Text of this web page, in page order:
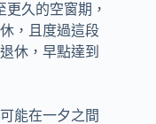
久的空窗期，
，且度過這段
休，早點達到
能在一夕之間